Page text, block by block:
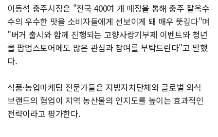
이동석 충주시장은 "전국 400여 개 매장을 통해 충주 찰옥수
수의 우수한 맛을 소비자들에게 선보이게 돼 매우 뜻깊다"며
"버거 출시와 함께 진행되는 고향사랑기부제 이벤트와 청년
몰 팝업스토어에도 많은 관심과 참여를 부탁드린다"고 말했
다.
식품·농업마케팅 전문가들은 지방자치단체와 글로벌 외식
브랜드의 협업이 지역 농산물의 인지도를 높이는 효과적인
전략이라고 평가한다.